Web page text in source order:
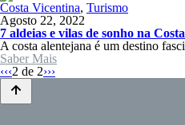
Costa Vicentina, Turismo
Agosto 22, 2022
7 aldeias e vilas de sonho na
A costa alentejana é um destino
Saber Mais
‹‹‹2 de 2›››